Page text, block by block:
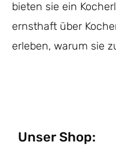
bieten sie ein
ernsthaft über
erleben, warum sie
Unser Shop: